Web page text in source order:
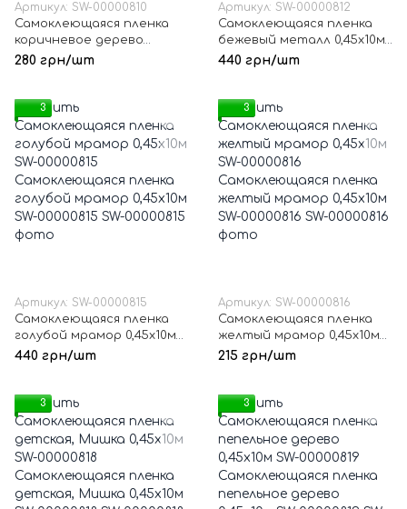
Артикул: SW-00000810
Самоклеющаяся пленка
коричневое дерево
0,45х10м SW-00000810
280 грн/шт
Артикул: SW-00000812
Самоклеющаяся пленка
бежевый металл 0,45х10м
SW-00000812
440 грн/шт
3
Артикул: SW-00000815
Самоклеющаяся пленка
голубой мрамор 0,45х10м
SW-00000815
440 грн/шт
3
Артикул: SW-00000816
Самоклеющаяся пленка
желтый мрамор 0,45х10м
SW-00000816
215 грн/шт
3 3